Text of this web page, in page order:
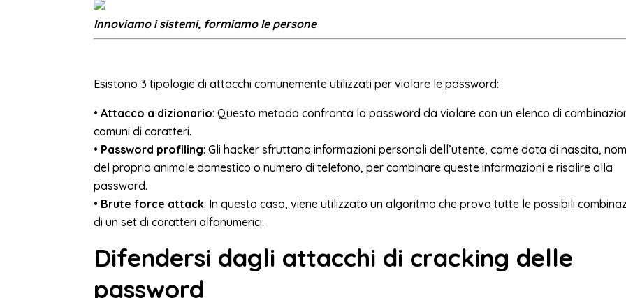
Innoviamo i sistemi, formiamo le persone
Esistono 3 tipologie di attacchi comunemente utilizzati per violare le password:
•Attacco a dizionario: Questo metodo confronta la password da violare con un elenco di
comuni di caratteri.
• Password profiling: Gli hacker sfruttano informazioni personali dell’utente, come data di nascita,
del proprio animale domestico o numero di telefono, per combinare queste informazioni e risalire alla
password.
• Brute force attack: In questo caso, viene utilizzato un algoritmo che prova tutte le possibili
di un set di caratteri alfanumerici.
Difendersi dagli attacchi di cracking delle
password